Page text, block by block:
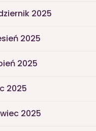
2025
2025
2025
2025
2025